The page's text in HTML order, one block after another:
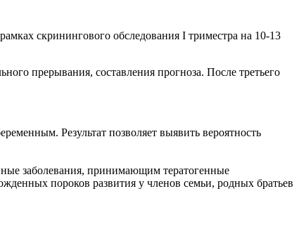
скринингового обследования I триместра на 10-13
прерывания, составления прогноза. После третьего
Результат позволяет выявить вероятность
заболевания, принимающим тератогенные
пороков развития у членов семьи, родных братьев